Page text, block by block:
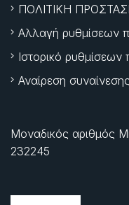
ΠΟΛΙΤΙΚΗ
Αλλαγή ρυθμίσεων
Ιστορικό
Αναίρεση
Μοναδικός αριθμός
232245